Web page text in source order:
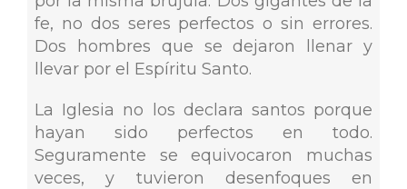
fe, no dos seres perfectos o sin errores.
Dos hombres que se dejaron llenar y
llevar por el Espíritu Santo.
La Iglesia no los declara santos porque
hayan sido perfectos en todo.
Seguramente se equivocaron muchas
veces, y tuvieron desenfoques en